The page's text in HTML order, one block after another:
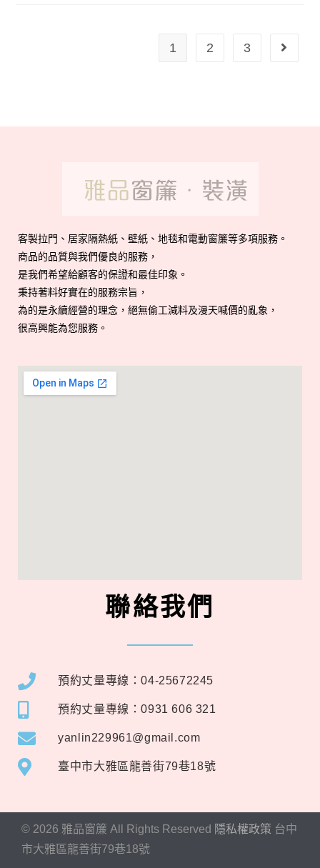
1 2 3
客製拉門、居家隔熱紙、壁紙、地毯和電動窗簾等多項服務。
商品的品質與我們優良的服務，
是我們希望給顧客的保證和最佳印象。
秉持著料好實在的服務宗旨，
為的是永續經營的理念，絕無偷工減料及漫天喊價的亂象，
很高興能為您服務。
聯絡我們
預約丈量專線：04-25672245
預約丈量專線：0931 606 321
yanlin229961@gmail.com
臺中市大雅區龍善街79巷18號
© 2026 雅品窗簾 All Rights Reserved 隱私權政策 台中
市大雅區龍善街79巷18號